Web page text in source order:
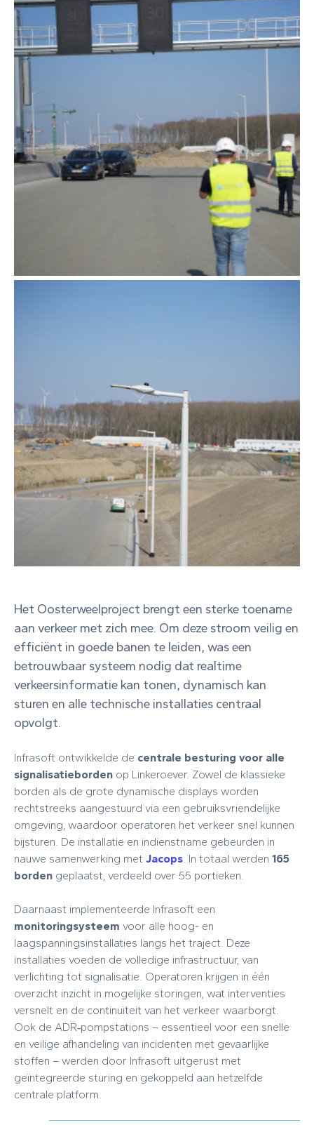
Het Oosterweelproject brengt een sterke toename
aan verkeer met zich mee. Om deze stroom veilig en
efficiënt in goede banen te leiden, was een
betrouwbaar systeem nodig dat realtime
verkeersinformatie kan tonen, dynamisch kan
sturen en alle technische installaties centraal
opvolgt.
Infrasoft ontwikkelde de centrale besturing voor alle
signalisatieborden op Linkeroever. Zowel de klassieke
borden als de grote dynamische displays worden
rechtstreeks aangestuurd via een gebruiksvriendelijke
omgeving, waardoor operatoren het verkeer snel kunnen
bijsturen. De installatie en indienstname gebeurden in
nauwe samenwerking met Jacops . In totaal werden 165
borden geplaatst, verdeeld over 55 portieken.
Daarnaast implementeerde Infrasoft een
monitoringsysteem voor alle hoog- en
laagspanningsinstallaties langs het traject. Deze
installaties voeden de volledige infrastructuur, van
verlichting tot signalisatie. Operatoren krijgen in één
overzicht inzicht in mogelijke storingen, wat interventies
versnelt en de continuïteit van het verkeer waarborgt.
Ook de ADR‑pompstations – essentieel voor een snelle
en veilige afhandeling van incidenten met gevaarlijke
stoffen – werden door Infrasoft uitgerust met
geïntegreerde sturing en gekoppeld aan hetzelfde
centrale platform.